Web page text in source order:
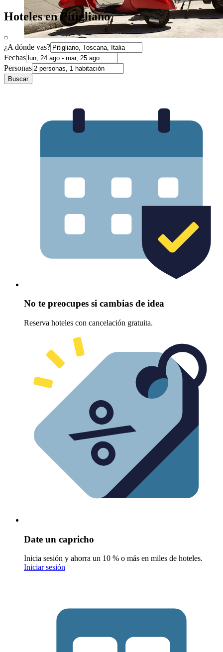
Hoteles en Pitigliano
¿A dónde vas?
Fechas
Personas
Buscar
No te preocupes si cambias de idea
Reserva hoteles con cancelación gratuita.
Date un capricho
Inicia sesión y ahorra un 10 % o más en miles de hoteles.
Iniciar sesión